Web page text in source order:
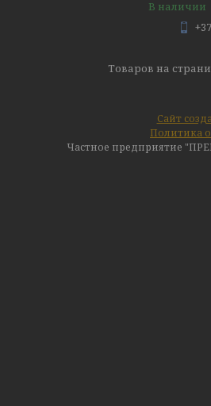
В наличии
Сайт
Политика
Частное предприятие